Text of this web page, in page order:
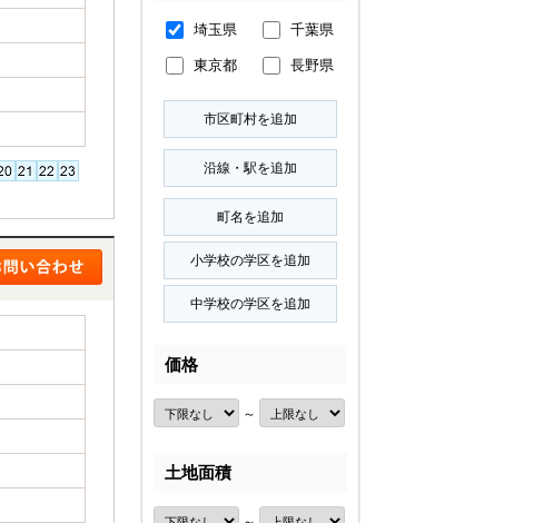
埼玉県 千葉県
東京都 長野県
価格
～
土地面積